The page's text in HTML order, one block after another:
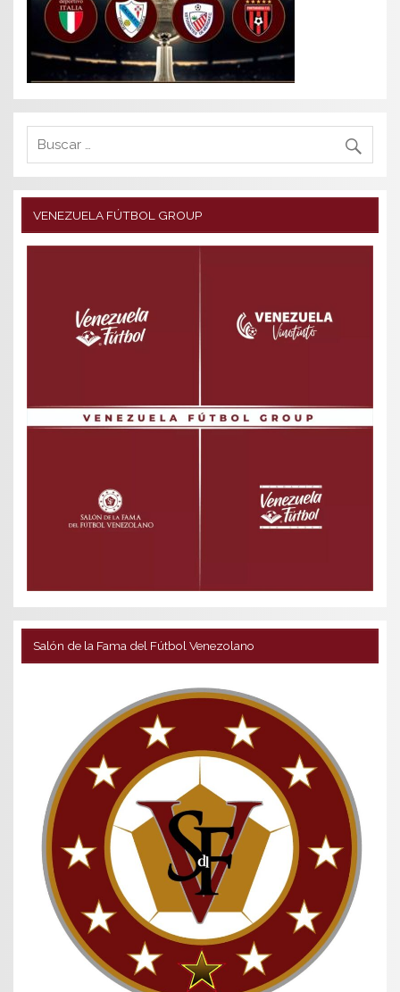
VENEZUELA FÚTBOL GROUP
Salón de la Fama del Fútbol Venezolano